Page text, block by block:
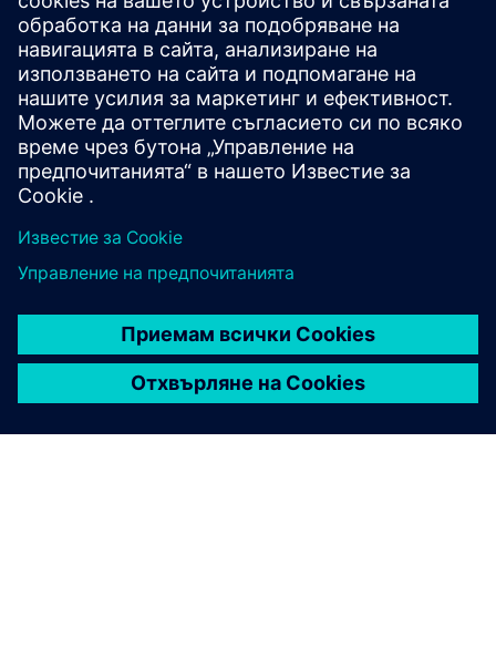
инсталирате софтуера RRX на вашия компютър. За
пълната версия трябва да бъде закупен платен лиценз.
Изтеглете RRX